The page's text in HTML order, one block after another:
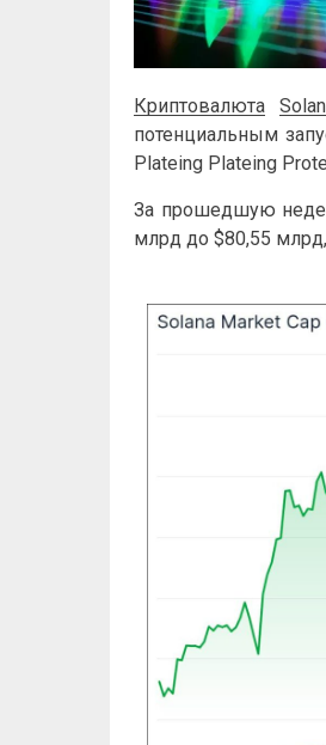
Криптовалюта
потенциальным
Plateing Plateing
За прошедшую
млрд до $80,55 млрд,